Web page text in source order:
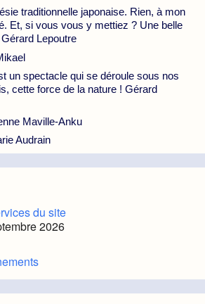
traditionnelle japonaise. Rien, à mon
Et, si vous vous y mettiez ? Une belle
Lepoutre
un spectacle qui se déroule sous nos
cette force de la nature ! Gérard
Maville-Anku
Audrain
du site
2026